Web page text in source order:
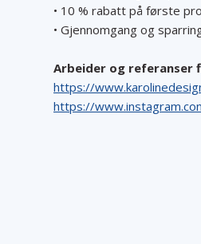
• 10 % rabatt på første
• Gjennomgang og
Arbeider og referanser
https://
https://